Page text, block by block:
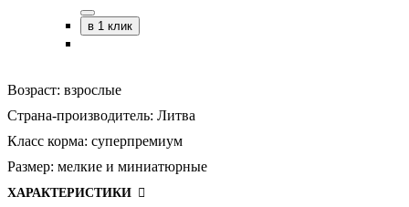
в 1 клик
Возраст: взрослые
Страна-производитель: Литва
Класс корма: суперпремиум
Размер: мелкие и миниатюрные
ХАРАКТЕРИСТИКИ